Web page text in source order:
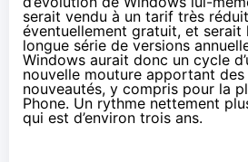
serait vendu à un tarif très
éventuellement gratuit, et serait
longue série de versions
Windows aurait donc un cycle
nouvelle mouture apportant
nouveautés, y compris pour la
Phone. Un rythme nettement
qui est d’environ trois ans.